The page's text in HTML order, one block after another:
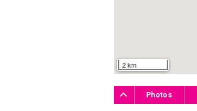
2 km
Photos